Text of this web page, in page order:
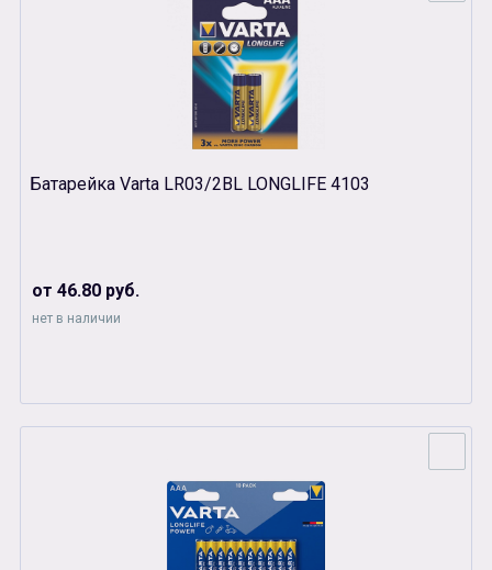
Батарейка Varta LR03/2BL LONGLIFE 4103
от 46.80 руб.
нет в наличии